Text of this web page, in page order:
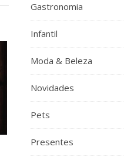
Gastronomia
Infantil
Moda & Beleza
Novidades
Pets
Presentes